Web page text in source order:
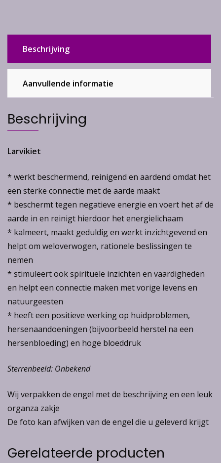
Beschrijving
Aanvullende informatie
Beschrijving
Larvikiet
* werkt beschermend, reinigend en aardend omdat het
een sterke connectie met de aarde maakt
* beschermt tegen negatieve energie en voert het af de
aarde in en reinigt hierdoor het energielichaam
* kalmeert, maakt geduldig en werkt inzichtgevend en
helpt om weloverwogen, rationele beslissingen te
nemen
* stimuleert ook spirituele inzichten en vaardigheden
en helpt een connectie maken met vorige levens en
natuurgeesten
* heeft een positieve werking op huidproblemen,
hersenaandoeningen (bijvoorbeeld herstel na een
hersenbloeding) en hoge bloeddruk
Sterrenbeeld: Onbekend
Wij verpakken de engel met de beschrijving en een leuk
organza zakje
De foto kan afwijken van de engel die u geleverd krijgt
Gerelateerde producten